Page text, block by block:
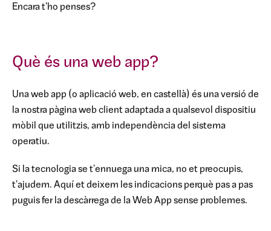
Encara t'ho penses?
Què és una web app?
Una web app (o aplicació web, en castellà) és una versió de
la nostra pàgina web client adaptada a qualsevol dispositiu
mòbil que utilitzis, amb independència del sistema
operatiu.
Si la tecnologia se t'ennuega una mica, no et preocupis,
t'ajudem. Aquí et deixem les indicacions perquè pas a pas
puguis fer la descàrrega de la Web App sense problemes.